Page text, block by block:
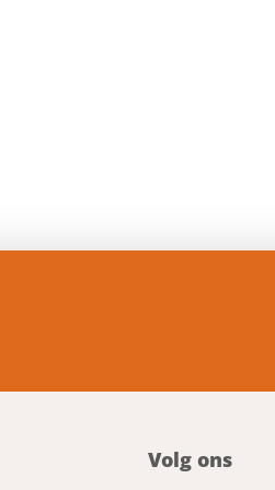
Volg ons